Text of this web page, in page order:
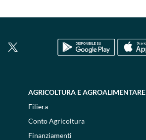
AGRICOLTURA E AGROALIMENTARE
Filiera
Conto Agricoltura
Finanziamenti